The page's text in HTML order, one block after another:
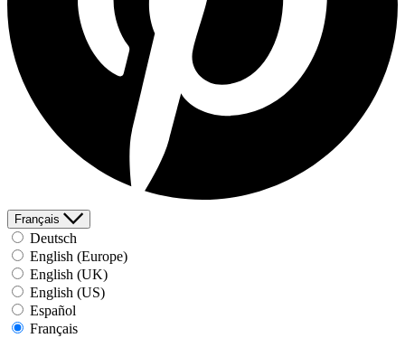
Français
Deutsch
English (Europe)
English (UK)
English (US)
Español
Français